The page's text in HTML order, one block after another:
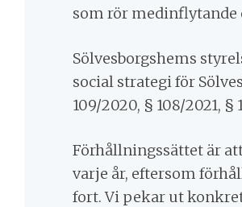
som rör medinflytande
Sölvesborgshems
social strategi för
109/2020, § 108/2021,
Förhållningssättet är
varje år, eftersom
fort.Vi pekar ut